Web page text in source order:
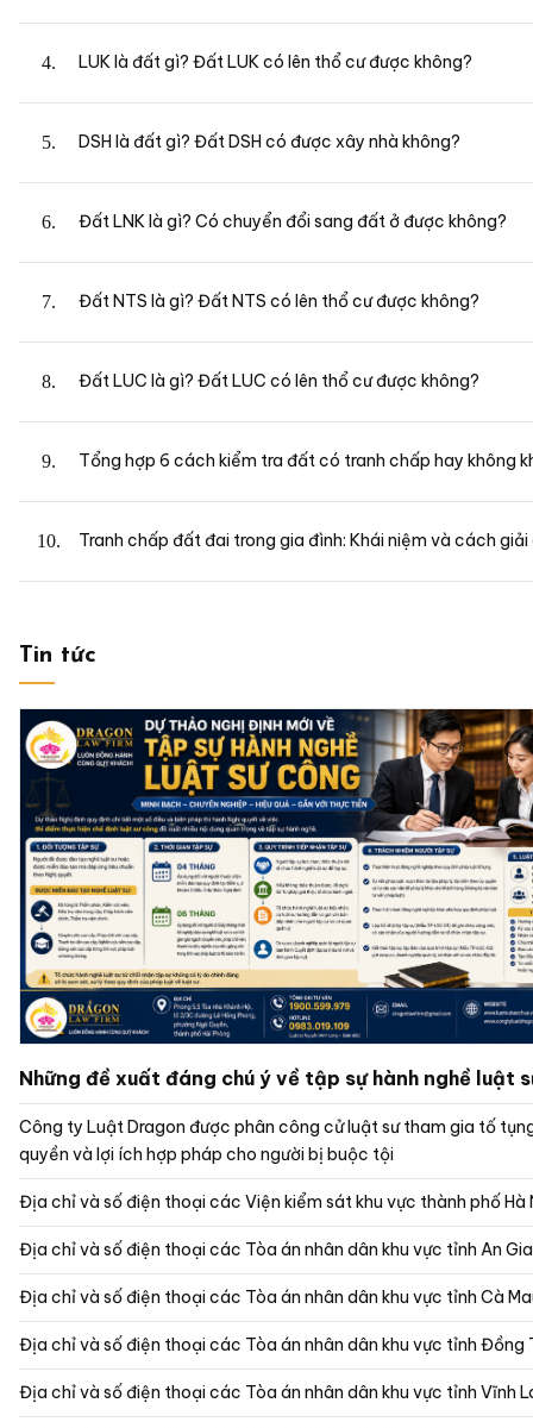
LUK là đất gì? Đất LUK có lên thổ cư được không?
DSH là đất gì? Đất DSH có được xây nhà không?
Đất LNK là gì? Có chuyển đổi sang đất ở được không?
Đất NTS là gì? Đất NTS có lên thổ cư được không?
Đất LUC là gì? Đất LUC có lên thổ cư được không?
Tổng hợp 6 cách kiểm tra đất có tranh chấp hay không
Tranh chấp đất đai trong gia đình: Khái niệm và cách
Tin tức
Những đề xuất đáng chú ý về tập sự hành nghề luật
Công ty Luật Dragon được phân công cử luật sư tham gia tố
quyền và lợi ích hợp pháp cho người bị buộc tội
Địa chỉ và số điện thoại các Viện kiểm sát khu vực thành phố Hà
Địa chỉ và số điện thoại các Tòa án nhân dân khu
Địa chỉ và số điện thoại các Tòa án nhân dân khu vực tỉnh Cà
Địa chỉ và số điện thoại các Tòa án nhân dân khu vực tỉnh Đồng
Địa chỉ và số điện thoại các Tòa án nhân dân khu vực tỉnh Vĩnh